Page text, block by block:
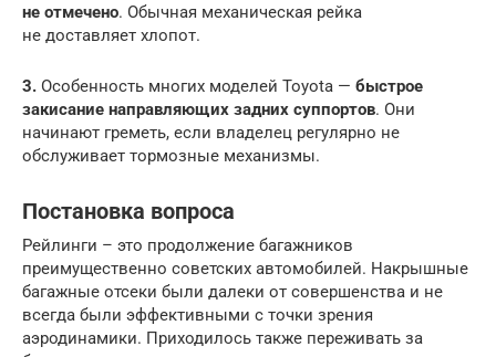
не отмечено. Обычная механическая рейка
не доставляет хлопот.
3. Особенность многих моделей Toyota — быстрое
закисание направляющих задних суппортов. Они
начинают греметь, если владелец регулярно не
обслуживает тормозные механизмы.
Постановка вопроса
Рейлинги – это продолжение багажников
преимущественно советских автомобилей. Накрышные
багажные отсеки были далеки от совершенства и не
всегда были эффективными с точки зрения
аэродинамики. Приходилось также переживать за